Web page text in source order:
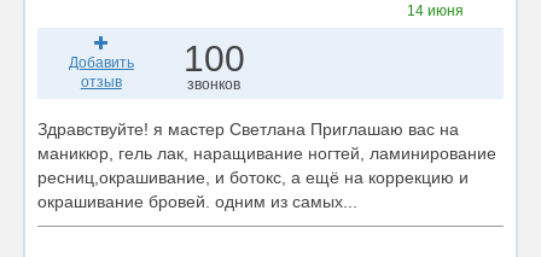
14 июня
Добавить
отзыв
100
звонков
Здравствуйте! я мастер Светлана Приглашаю вас на
маникюр, гель лак, наращивание ногтей, ламинирование
ресниц,окрашивание, и ботокс, а ещё на коррекцию и
окрашивание бровей. одним из самых...